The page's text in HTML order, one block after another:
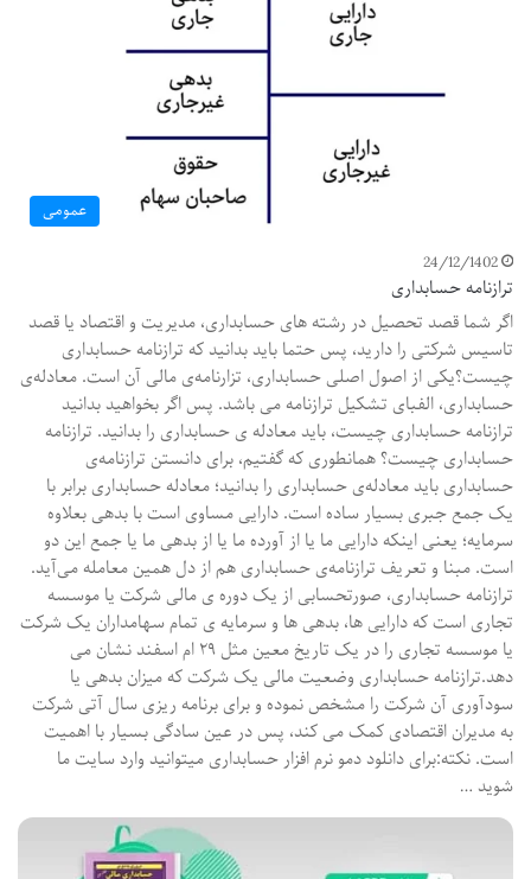
عمومی
24/12/1402
ترازنامه حسابداری
اگر شما قصد تحصیل در رشته‌ های حسابداری، مدیریت و اقتصاد یا قصد
تاسیس شرکتی را دارید، پس حتما باید بدانید که ترازنامه حسابداری
چیست؟یکی از اصول اصلی حسابداری، تزارنامه‌ی مالی آن است. معادله‌ی
حسابداری، الفبای تشکیل ترازنامه می ‌باشد. پس اگر بخواهید بدانید
ترازنامه حسابداری چیست، باید معادله ‌ی حسابداری را بدانید. ترازنامه
حسابداری چیست؟ همانطوری که گفتیم، برای دانستن ترازنامه‌ی
حسابداری باید معادله‌ی حسابداری را بدانید؛ معادله حسابداری برابر با
یک جمع جبری بسیار ساده است. دارایی مساوی است با بدهی بعلاوه
سرمایه؛ یعنی اینکه دارایی ما یا از آورده ما یا از بدهی ما یا جمع این دو
است. مبنا و تعریف ترازنامه‌ی حسابداری هم از دل همین معامله می‌آید.
ترازنامه حسابداری، صورتحسابی از یک دوره ‌ی مالی شرکت یا موسسه
تجاری است که دارایی ها، بدهی‌ ها و سرمایه‌ ی تمام سهامداران یک شرکت
یا موسسه تجاری را در یک تاریخ معین مثل ۲۹ ام اسفند نشان می
‌دهد.ترازنامه حسابداری وضعیت مالی یک شرکت که میزان بدهی یا
سودآوری آن شرکت را مشخص نموده و برای برنامه ‌ریزی سال آتی شرکت
به مدیران اقتصادی کمک می‌ کند، پس در عین سادگی بسیار با اهمیت
است. نکته:برای دانلود دمو نرم افزار حسابداری میتوانید وارد سایت ما
شوید …